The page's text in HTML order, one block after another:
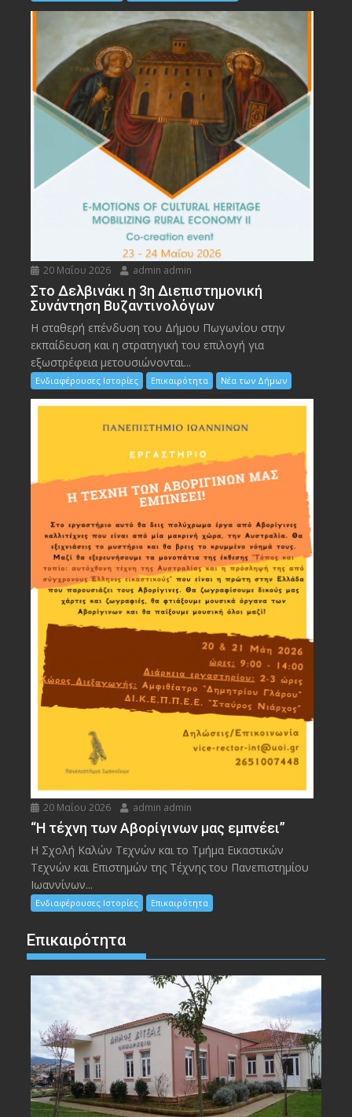
20 Μαΐου 2026 admin admin
Στο Δελβινάκι η 3η Διεπιστημονική
Συνάντηση Βυζαντινολόγων
Η σταθερή επένδυση του Δήμου Πωγωνίου στην
εκπαίδευση και η στρατηγική του επιλογή για
εξωστρέφεια μετουσιώνονται...
Ενδιαφέρουσες Ιστορίες Επικαιρότητα Νέα των Δήμων
20 Μαΐου 2026 admin admin
“Η τέχνη των Αβορίγινων μας εμπνέει”
Η Σχολή Καλών Τεχνών και το Τμήμα Εικαστικών
Τεχνών και Επιστημών της Τέχνης του Πανεπιστημίου
Ιωαννίνων...
Ενδιαφέρουσες Ιστορίες Επικαιρότητα
Επικαιρότητα